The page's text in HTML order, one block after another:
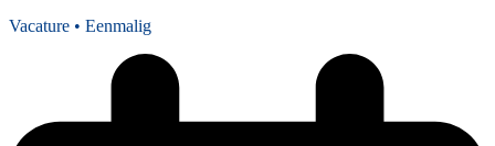
Vacature • Eenmalig